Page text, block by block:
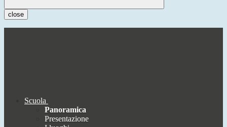
close
Scuola
Panoramica
Presentazione